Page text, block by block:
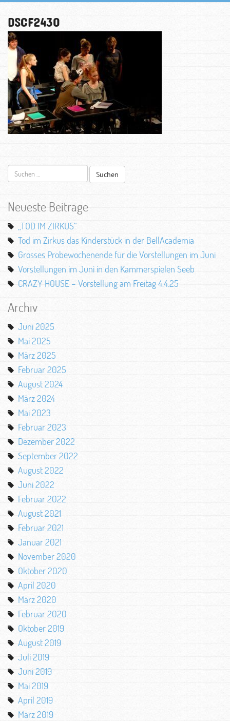
DSCF2430
Suchen
nach:
Neueste Beiträge
„TOD IM ZIRKUS“
Tod im Zirkus das Kinderstück in der BellAcademia
Grosses Probewochenende für die Vorstellungen im Juni
Vorstellungen im Juni in den Kammerspielen Seeb
CRAZY HOUSE – Vorstellung am Freitag 4.4.25
Archiv
Juni 2025
Mai 2025
März 2025
Februar 2025
August 2024
März 2024
Mai 2023
Februar 2023
Dezember 2022
September 2022
August 2022
Juni 2022
Februar 2022
August 2021
Februar 2021
Januar 2021
November 2020
Oktober 2020
April 2020
März 2020
Februar 2020
Oktober 2019
August 2019
Juli 2019
Juni 2019
Mai 2019
April 2019
März 2019